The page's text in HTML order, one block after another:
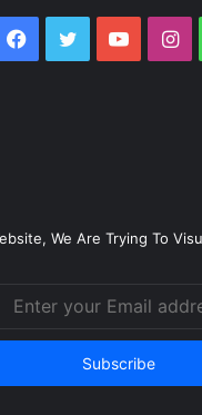
Facebook
TwitterYouTube
We Are Trying To